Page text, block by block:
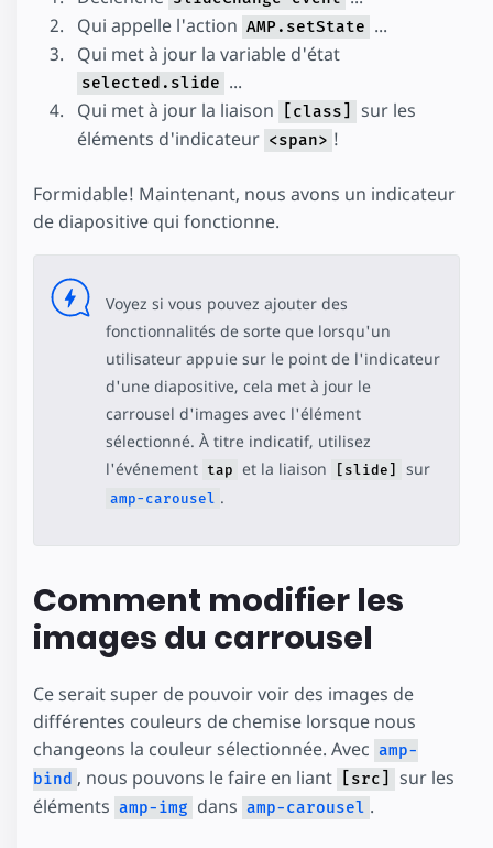
Qui appelle l'action AMP.setState ...
Qui met à jour la variable d'état
selected.slide ...
Qui met à jour la liaison
[class]
sur les
éléments d'indicateur <span> !
Formidable! Maintenant, nous avons un indicateur
de diapositive qui fonctionne.
Voyez si vous pouvez ajouter des
fonctionnalités de sorte que lorsqu'un
utilisateur appuie sur le point de l'indicateur
d'une diapositive, cela met à jour le
carrousel d'images avec l'élément
sélectionné. À titre indicatif, utilisez
l'événement tap et la liaison [slide] sur
amp-carousel .
Comment modifier les
images du carrousel
Ce serait super de pouvoir voir des images de
différentes couleurs de chemise lorsque nous
changeons la couleur sélectionnée. Avec amp-
bind , nous pouvons le faire en liant [src]
sur les
éléments amp-img dans amp-carousel .